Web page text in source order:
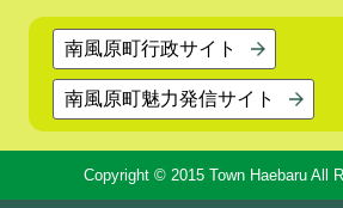
南風原町行政サイト
南風原町魅力発信サイト
Copyright © 2015 Town Haebaru All